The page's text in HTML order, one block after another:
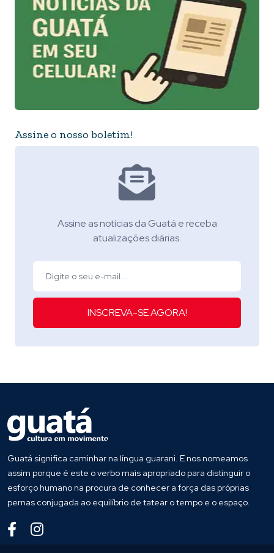
Assine o nosso boletim!
Assine as notícias da Guatá e receba
atualizações diárias.
INSCREVA-SE AGORA!
Guatá significa caminhar na língua guarani. E nos nomeamos
assim porque é este o verbo mais apropriado para distinguir o
esforço humano na procura de conhecer a força das próprias
pernas conjugada ao equilíbrio de tatear o tempo e o espaço.